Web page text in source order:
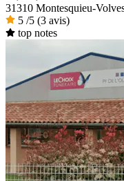
31310 Montesquieu-
5 /5 (3 avis)
top notes